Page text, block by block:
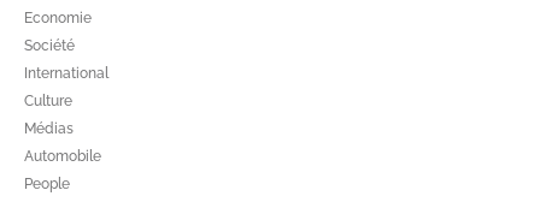
Economie
Société
International
Culture
Médias
Automobile
People